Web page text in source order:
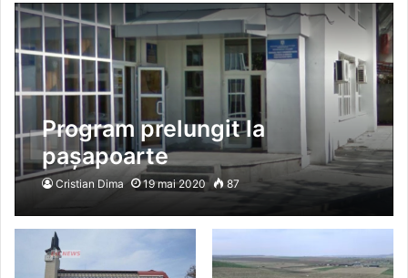
Program prelungit la
pașapoarte
Cristian Dima 19 mai 2020 87